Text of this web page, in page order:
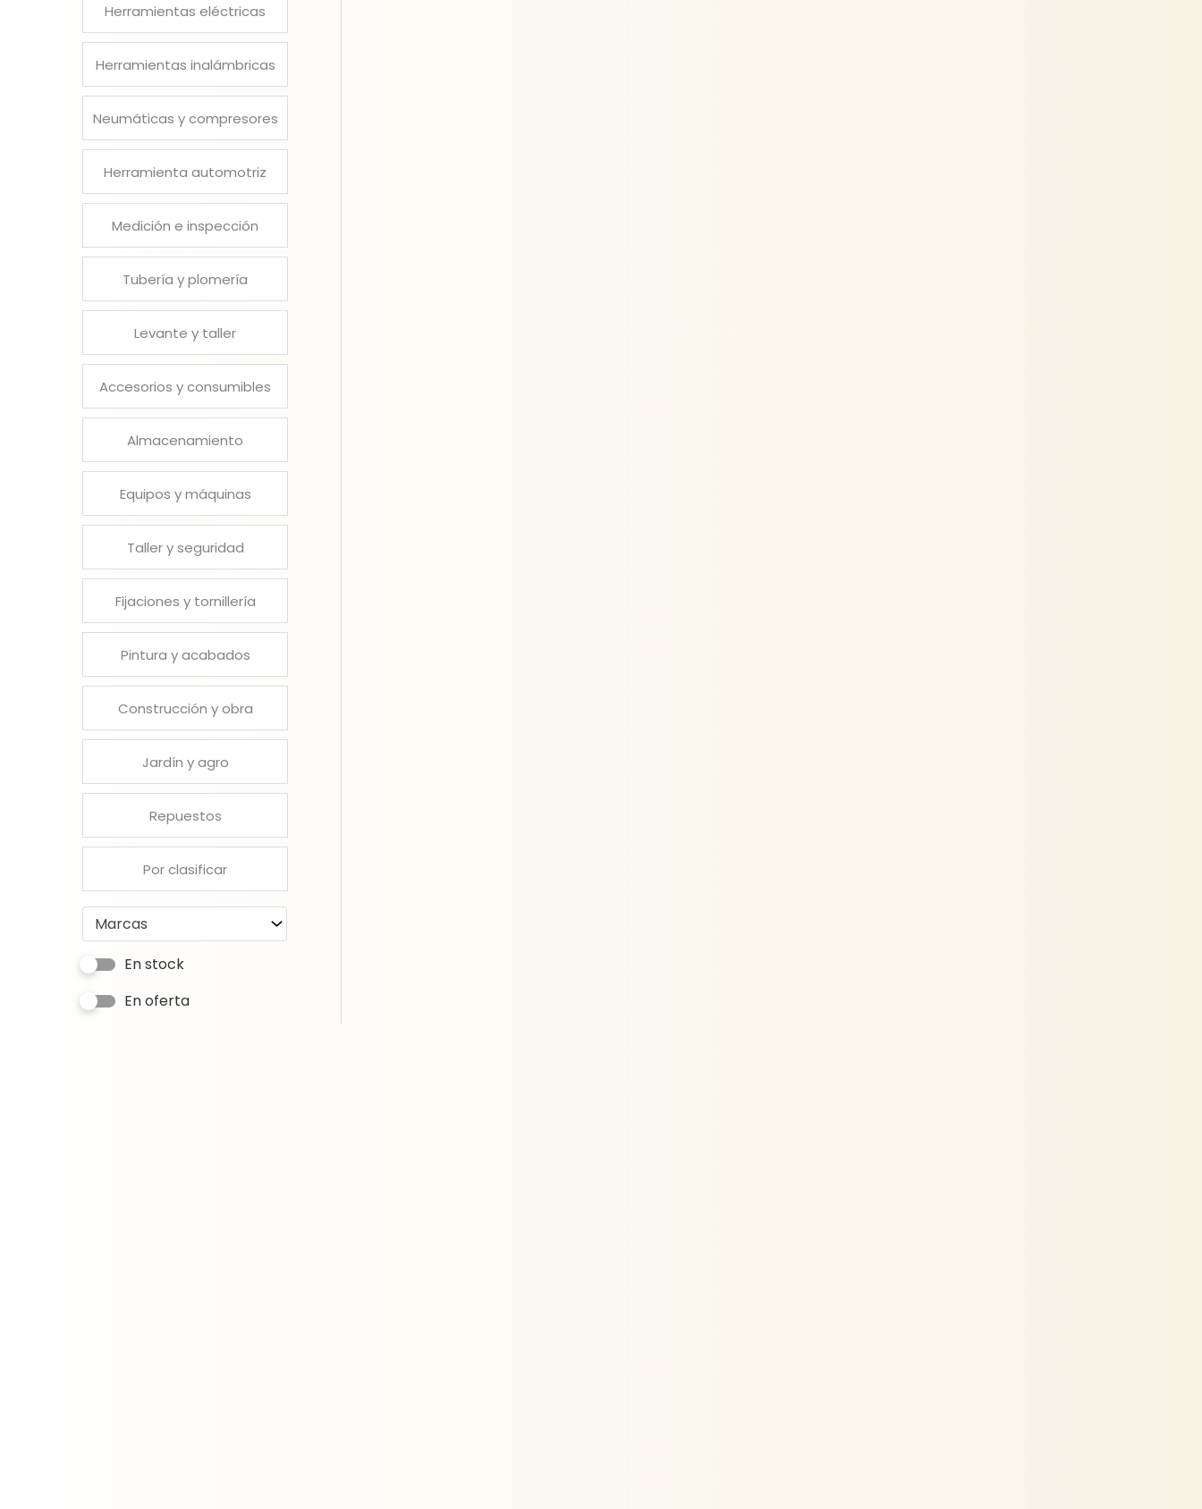
Herramientas eléctricas
Herramientas inalámbricas
Neumáticas y compresores
Herramienta automotriz
Medición e inspección
Tubería y plomería
Levante y taller
Accesorios y consumibles
Almacenamiento
Equipos y máquinas
Taller y seguridad
Fijaciones y tornillería
Pintura y acabados
Construcción y obra
Jardín y agro
Repuestos
Por clasificar
Marcas
En stock
En oferta